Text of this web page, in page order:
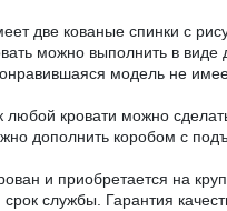
две кованые спинки с
можно выполнить в виде
модель не
любой кровати можно
дополнить коробом с
и приобретается на
службы. Гарантия